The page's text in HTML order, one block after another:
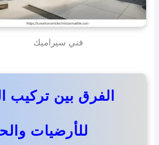
فني سيراميك
الفرق بين تركيب
للأرضيات